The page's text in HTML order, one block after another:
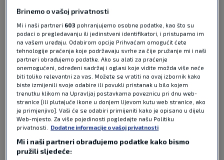
Hrvatska i Belgija na Rujevici igraju pripremnu
utakmicu uoči Svjetskog prvenstva u Sjevernoj
Americi, koje počinje 11. lipnja, a gosti su do
vodstva stigli u 38. minuti susreta. Strijelac za 0:1
bio je kapetan Youri Tielemans nakon lijepe akcije
Belgijaca. Jeremy Doku probio je lijevu stranu i
uputio prizemni ubačaj pred hrvatski gol. Josip
Stanišić nije najbolje reagirao, lopta se odbila do
Tielemansa na svega nekoliko metara od gola, a
belgijski veznjak mirno ju je poslao u mrežu za
vodstvo svoje reprezentacije. Pročitaj više
Brinemo o vašoj privatnosti
Mi i naši partneri 603 pohranjujemo osobne podatke, kao što su
podaci o pregledavanju ili jedinstveni identifikatori, i pristupamo im
na vašem uređaju. Odabirom opcije Prihvaćam omogućit ćete
tehnologije praćenja koje podržavaju svrhe za čije pružanje mi i naši
partneri obrađujemo podatke. Ako su alati za praćenje
onemogućeni, određeni sadržaj i oglasi koje vidite možda više neće
biti toliko relevantni za vas. Možete se vratiti na ovaj izbornik kako
biste izmijenili svoje odabire ili povukli pristanak u bilo kojem
trenutku klikom na Upravljaj postavkama poveznicu pri dnu web-
stranice [ili plutajuće ikone u donjem lijevom kutu web stranice, ako
je primjenjivo]. Vaši će se odabiri primijeniti kako je opisano u dijelu
Web-mjesto. Za više pojedinosti pogledajte našu Politiku
privatnosti. Dodatne informacije o vašoj privatnosti
Mi i naši partneri obrađujemo podatke kako bismo
pružili sljedeće: